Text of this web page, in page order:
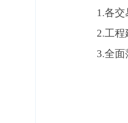
1.各交
2.工程
3.全面